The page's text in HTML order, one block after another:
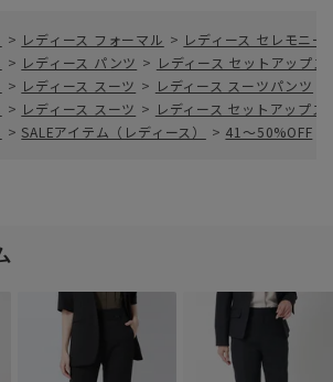
> レディース フォーマル > レディース セレモニー
> レディース パンツ > レディース セットアップ
> レディース スーツ > レディース スーツパンツ
> レディース スーツ > レディース セットアップス
> SALEアイテム（レディース） > 41～50%OFF